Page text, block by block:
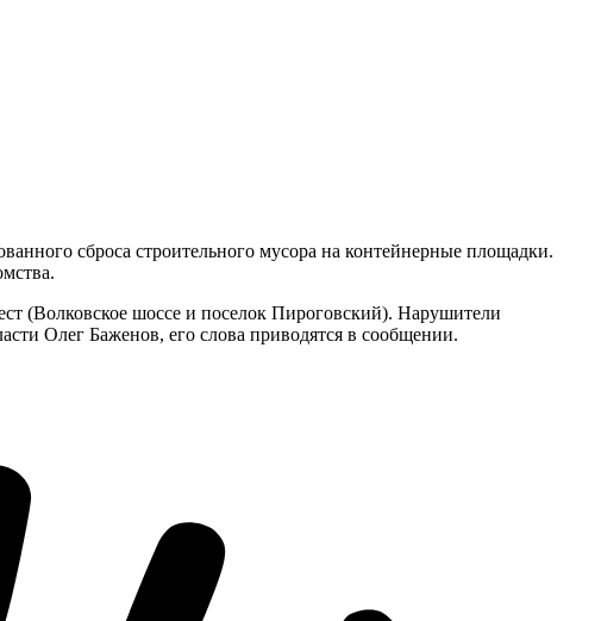
сброса строительного мусора на контейнерные площадки.
(Волковское шоссе и поселок Пироговский). Нарушители
Олег Баженов, его слова приводятся в сообщении.